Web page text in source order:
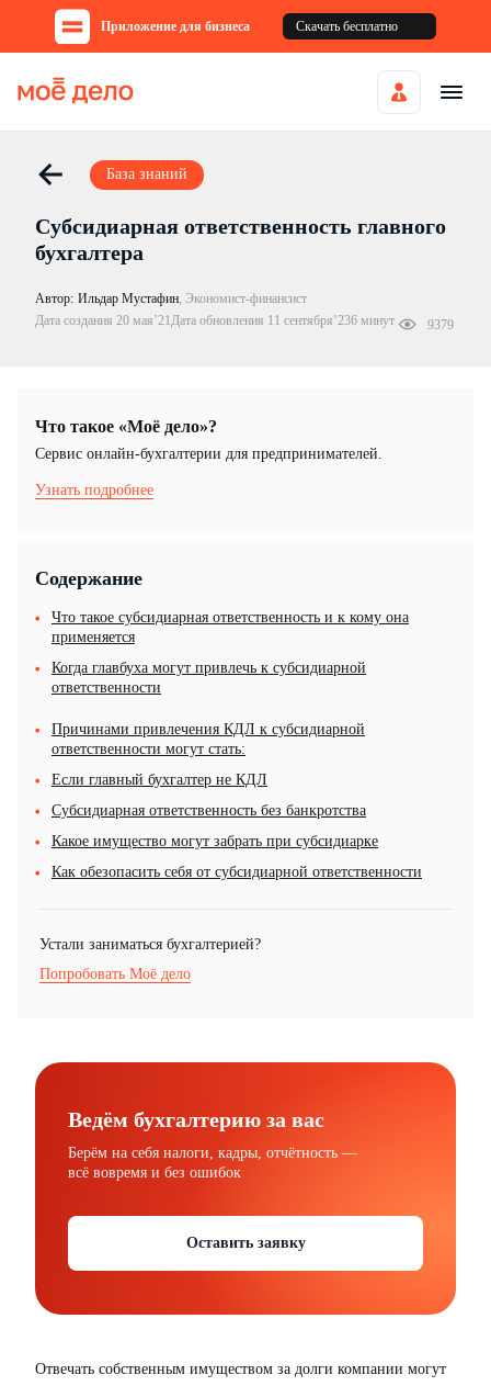
Приложение для бизнеса Скачать бесплатно
База знаний
Субсидиарная ответственность главного
бухгалтера
Автор: Ильдар Мустафин, Экономист-финансист
Дата создания 20 мая’21Дата обновления 11 сентября’236 минут 9379
Что такое «Моё дело»?
Cервис онлайн-бухгалтерии для предпринимателей.
Узнать подробнее
Содержание
Что такое субсидиарная ответственность и к кому она
применяется
Когда главбуха могут привлечь к субсидиарной
ответственности
Причинами привлечения КДЛ к субсидиарной
ответственности могут стать:
Если главный бухгалтер не КДЛ
Субсидиарная ответственность без банкротства
Какое имущество могут забрать при субсидиарке
Как обезопасить себя от субсидиарной ответственности
Устали заниматься бухгалтерией?
Попробовать Моё дело
Ведём бухгалтерию за вас
Берём на себя налоги, кадры, отчётность —
всё вовремя и без ошибок
Оставить заявку
Отвечать собственным имуществом за долги компании могут